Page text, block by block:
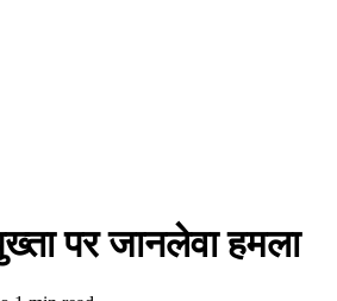
पर जानलेवा हमला